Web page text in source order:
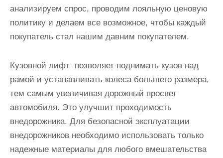
анализируем спрос, проводим лояльную ценовую
политику и делаем все возможное, чтобы каждый
покупатель стал нашим давним покупателем.
Кузовной лифт позволяет поднимать кузов над
рамой и устанавливать колеса большего размера,
тем самым увеличивая дорожный просвет
автомобиля. Это улучшит проходимость
внедорожника. Для безопасной эксплуатации
внедорожников необходимо использовать только
надежные материалы для любого вмешательства